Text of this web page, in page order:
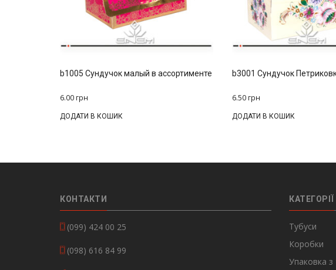
b1005 Сундучок малый в ассортименте
6.00 грн
ДОДАТИ В КОШИК
b3001 Сундучок
6.50 грн
ДОДАТИ В КОШИК
КОНТАКТИ
(099) 424 00 25
(098) 616 84 99
КАТЕГОРІЇ
Тубуси
Коробки
Упаковка з